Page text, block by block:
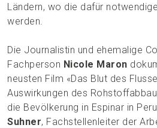
Ländern, wo die dafür
werden.
Die Journalistin und ehemalige
Fachperson Nicole Maron
neusten Film «Das Blut des
Auswirkungen des
die Bevölkerung in Espinar in
Suhner, Fachstellenleiter der